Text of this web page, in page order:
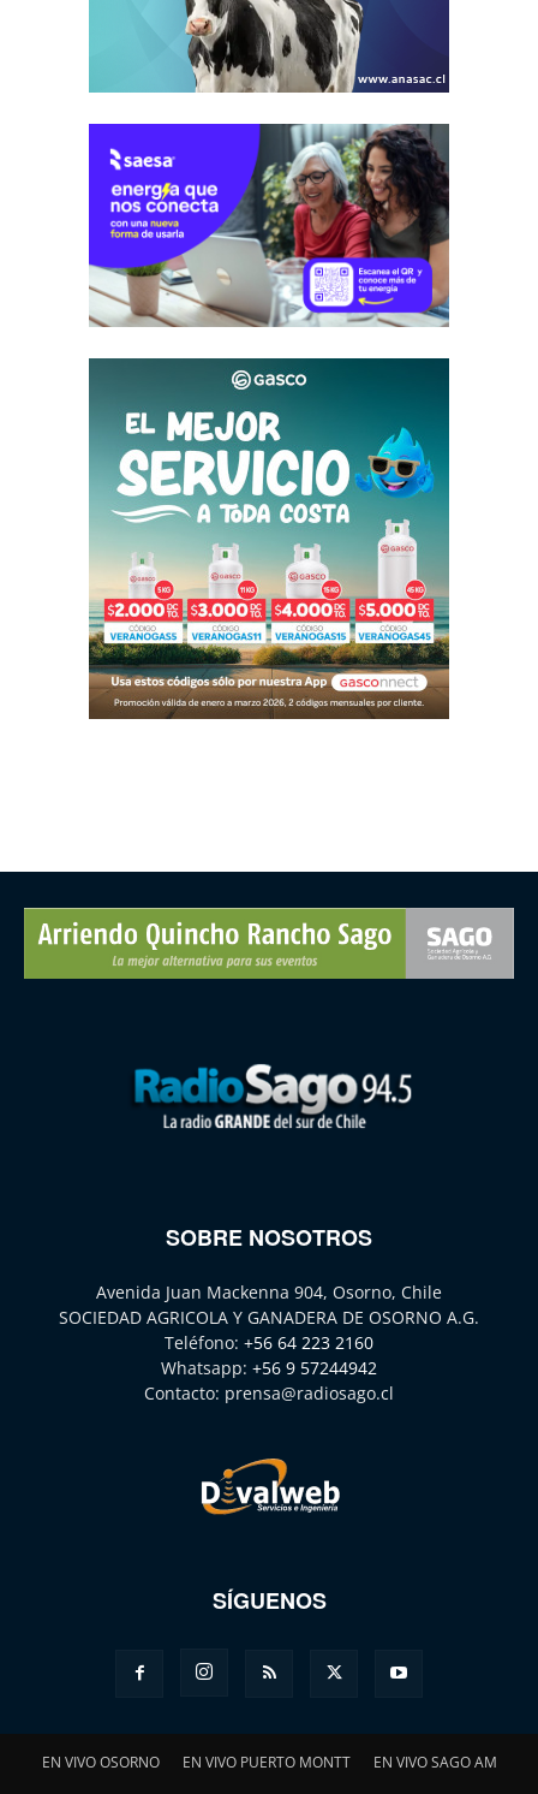
SOBRE NOSOTROS
Avenida Juan Mackenna 904, Osorno, Chile
SOCIEDAD AGRICOLA Y GANADERA DE OSORNO A.G.
Teléfono: +56 64 223 2160
Whatsapp: +56 9 57244942
Contacto: prensa@radiosago.cl
SÍGUENOS
EN VIVO OSORNO EN VIVO PUERTO MONTT EN VIVO SAGO AM